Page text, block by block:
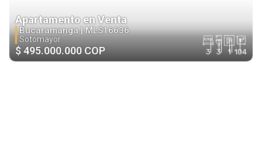
Apartamento en Venta
Bucaramanga |MLS16636
Sotomayor
$ 495.000.000 COP 3 3 1 104